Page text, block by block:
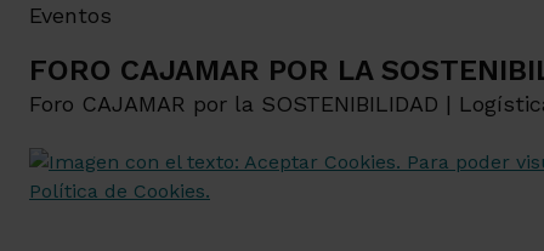
Eventos
FORO CAJAMAR POR LA
Foro CAJAMAR por la SOSTENIBILIDAD |